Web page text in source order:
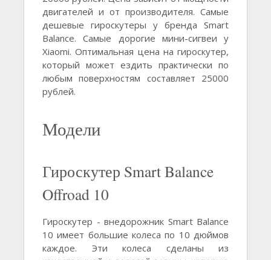
двигателей и от производителя. Самые
дешевые гироскутеры у бренда Smart
Balance. Самые дорогие мини-сигвеи у
Xiaomi. Оптимальная цена на гироскутер,
который может ездить практически по
любым поверхностям составляет 25000
рублей.
Модели
Гироскутер Smart Balance
Offroad 10
Гироскутер - внедорожник Smart Balance
10 имеет большие колеса по 10 дюймов
каждое. Эти колеса сделаны из